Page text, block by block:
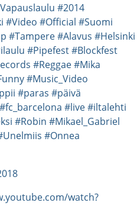
#2014
#Video #Official #Suomi
#Tampere#Alavus #Helsinki
#Pipefest#Blockfest
#Reggae#Mika
#Music_Video
#paras #päivä
#fc_barcelona #live#iltalehti
#Robin #Mikael_Gabriel
#Onnea
watch?